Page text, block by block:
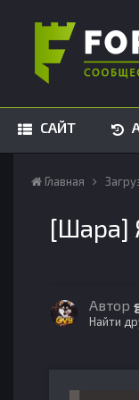
САЙТ
Главная
[Шара]
Автор
Найти